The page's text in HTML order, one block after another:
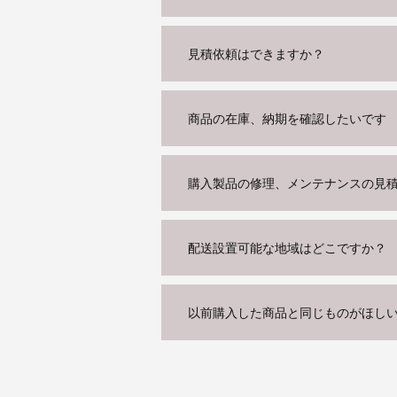
見積依頼はできますか？
商品の在庫、納期を確認したいです
購入製品の修理、メンテナンスの見
配送設置可能な地域はどこですか？
以前購入した商品と同じものがほし